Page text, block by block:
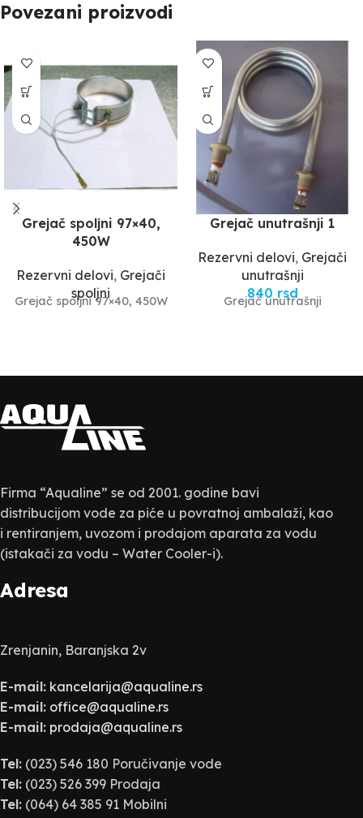
Povezani proizvodi
Grejač spoljni 97×40,
450W
Rezervni delovi, Grejači
spoljni
Grejač spoljni 97×40, 450W
Grejač unutrašnji 1
Rezervni delovi, Grejači
unutrašnji
840 rsd
Grejač unutrašnji
Firma “Aqualine” se od 2001. godine bavi
distribucijom vode za piće u povratnoj ambalaži, kao
i rentiranjem, uvozom i prodajom aparata za vodu
(istakači za vodu – Water Cooler-i).
Adresa
Zrenjanin, Baranjska 2v
E-mail: kancelarija@aqualine.rs
E-mail: office@aqualine.rs
E-mail: prodaja@aqualine.rs
Tel: (023) 546 180 Poručivanje vode
Tel: (023) 526 399 Prodaja
Tel: (064) 64 385 91 Mobilni